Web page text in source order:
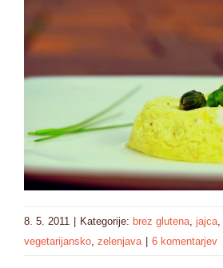
8. 5. 2011 | Kategorije: brez glutena jajca
vegetarijansko zelenjava | 6 komentarjev